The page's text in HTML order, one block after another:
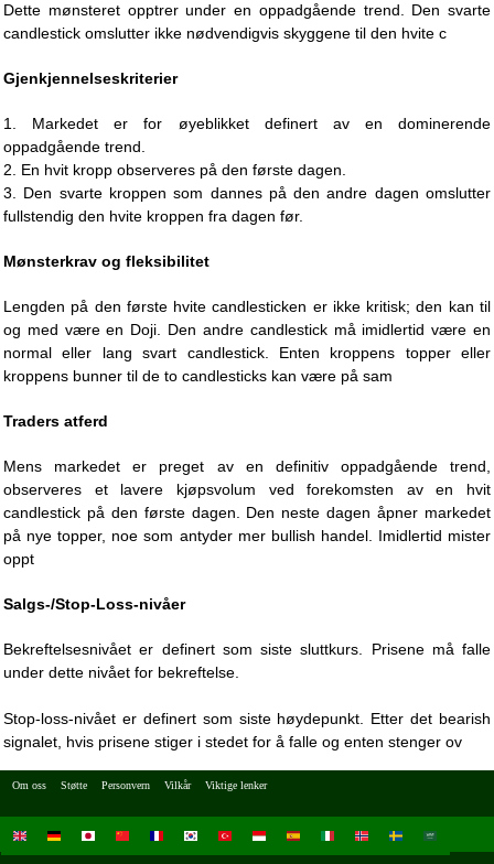
Dette mønsteret opptrer under en oppadgående trend. Den svarte
candlestick omslutter ikke nødvendigvis skyggene til den hvite c
Gjenkjennelseskriterier
1. Markedet er for øyeblikket definert av en dominerende
oppadgående trend.
2. En hvit kropp observeres på den første dagen.
3. Den svarte kroppen som dannes på den andre dagen omslutter
fullstendig den hvite kroppen fra dagen før.
Mønsterkrav og fleksibilitet
Lengden på den første hvite candlesticken er ikke kritisk; den kan til
og med være en Doji. Den andre candlestick må imidlertid være en
normal eller lang svart candlestick. Enten kroppens topper eller
kroppens bunner til de to candlesticks kan være på sam
Traders atferd
Mens markedet er preget av en definitiv oppadgående trend,
observeres et lavere kjøpsvolum ved forekomsten av en hvit
candlestick på den første dagen. Den neste dagen åpner markedet
på nye topper, noe som antyder mer bullish handel. Imidlertid mister
oppt
Salgs-/Stop-Loss-nivåer
Bekreftelsesnivået er definert som siste sluttkurs. Prisene må falle
under dette nivået for bekreftelse.
Stop-loss-nivået er definert som siste høydepunkt. Etter det bearish
signalet, hvis prisene stiger i stedet for å falle og enten stenger ov
Om oss Støtte Personvern Vilkår Viktige lenker